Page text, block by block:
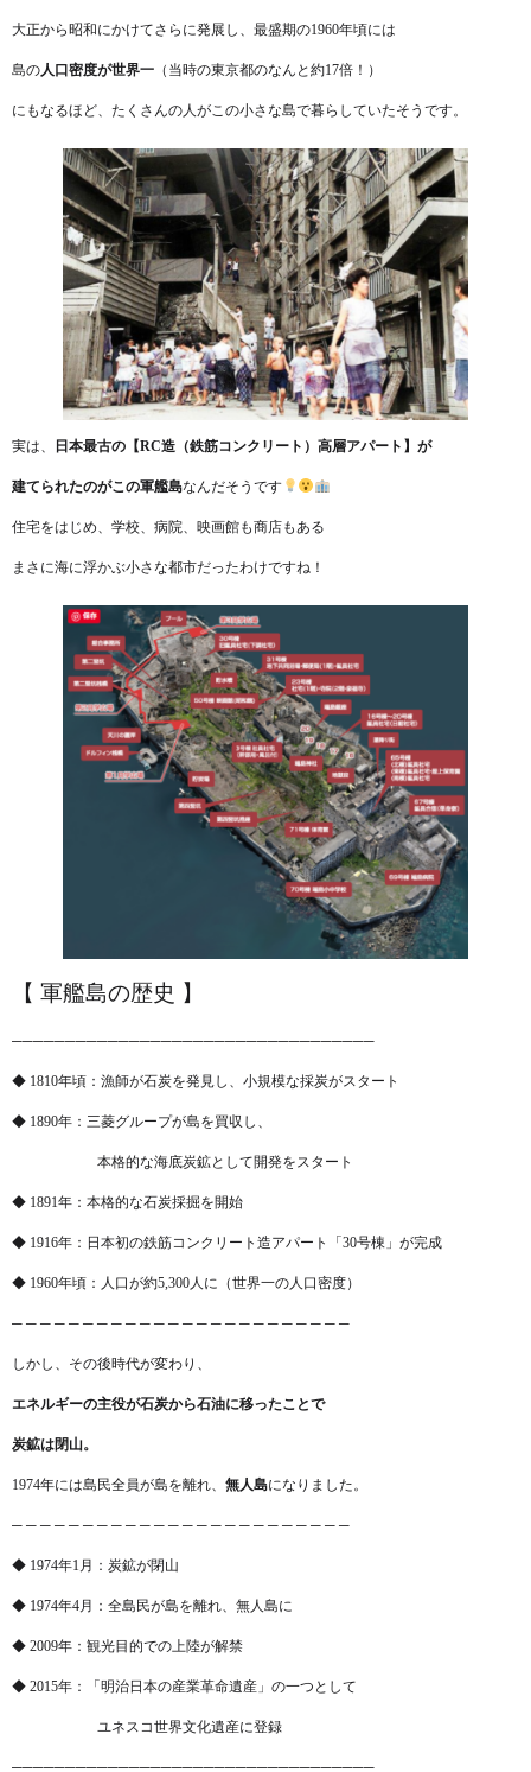
大正から昭和にかけてさらに発展し、最盛期の1960年頃には
島の人口密度が世界一 （当時の東京都のなんと約17倍！）
にもなるほど、たくさんの人がこの小さな島で暮らしていたそうです。
実は、 日本最古の 【RC造（鉄筋コンクリート）高層アパート】が
建てられたのがこの軍艦島なんだそうです
住宅をはじめ、学校、病院、映画館も商店もある
まさに海に浮かぶ小さな都市だったわけですね！
【 軍艦島の歴史 】
──────────────────────────────────
◆ 1810年頃：漁師が石炭を発見し、小規模な採炭がスタート
◆ 1890年：三菱グループが島を買収し、
本格的な海底炭鉱として開発をスタート
◆ 1891年：本格的な石炭採掘を開始
◆ 1916年：日本初の鉄筋コンクリート造アパート「30号棟」が完成
◆ 1960年頃：人口が約5,300人に（世界一の人口密度）
─ ─ ─ ─ ─ ─ ─ ─ ─ ─ ─ ─ ─ ─ ─ ─ ─ ─ ─ ─ ─ ─ ─ ─
しかし、その後時代が変わり、
エネルギーの主役が石炭から石油に移ったことで
炭鉱は閉山。
1974年には島民全員が島を離れ、 無人島になりました。
─ ─ ─ ─ ─ ─ ─ ─ ─ ─ ─ ─ ─ ─ ─ ─ ─ ─ ─ ─ ─ ─ ─ ─
◆ 1974年1月：炭鉱が閉山
◆ 1974年4月：全島民が島を離れ、無人島に
◆ 2009年：観光目的での上陸が解禁
◆ 2015年：「明治日本の産業革命遺産」の一つとして
ユネスコ世界文化遺産に登録
──────────────────────────────────